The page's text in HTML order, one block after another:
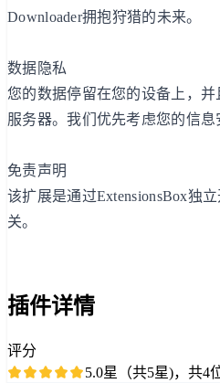
Downloader拥抱狩猎的未来。
数据隐私
您的数据停留在您的设备上，
服务器。我们优先考虑您的信息
免责声明
该扩展是通过ExtensionsBox独
关。
插件详情
评分
5.0星（共5星)，共4